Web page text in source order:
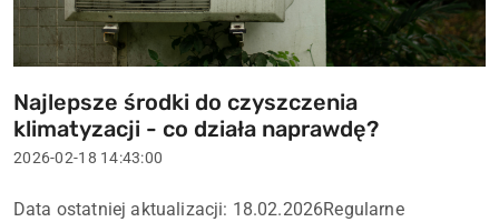
Tytuł
artykułu:
Najlepsze środki do czyszczenia
klimatyzacji - co działa naprawdę?
Data
2026-02-18 14:43:00
Treść
Data ostatniej aktualizacji: 18.02.2026Regularne